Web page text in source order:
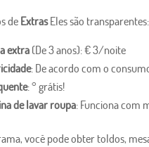
de ExtrasEles são transparentes:
extra(De 3 anos): € 3/noite
: De acordo com o
: ° grátis!
de lavar roupa: Funciona com
você pode obter toldos,